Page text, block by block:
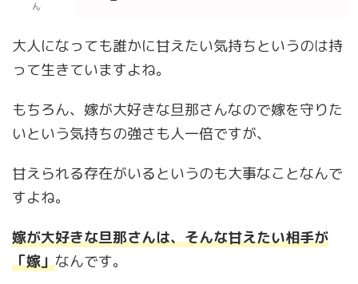
ん
大人になっても誰かに甘えたい気持ちというのは持
って生きていますよね。
もちろん、嫁が大好きな旦那さんなので嫁を守りた
いという気持ちの強さも人一倍ですが、
甘えられる存在がいるというのも大事なことなんで
すよね。
嫁が大好きな旦那さんは、そんな甘えたい相手が
「嫁」なんです。